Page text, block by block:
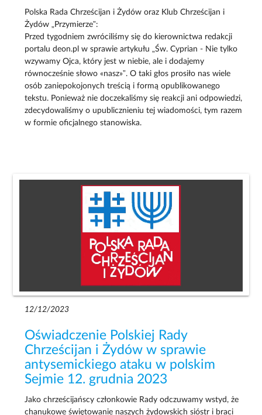
Polska Rada Chrześcijan i Żydów oraz Klub Chrześcijan i
Żydów „Przymierze”:
Przed tygodniem zwróciliśmy się do kierownictwa redakcji
portalu deon.pl w sprawie artykułu „Św. Cyprian - Nie tylko
wzywamy Ojca, który jest w niebie, ale i dodajemy
równocześnie słowo «nasz»”. O taki głos prosiło nas wiele
osób zaniepokojonych treścią i formą opublikowanego
tekstu. Ponieważ nie doczekaliśmy się reakcji ani odpowiedzi,
zdecydowaliśmy o upublicznieniu tej wiadomości, tym razem
w formie oficjalnego stanowiska.
12/12/2023
Oświadczenie Polskiej Rady
Chrześcijan i Żydów w sprawie
antysemickiego ataku w polskim
Sejmie 12. grudnia 2023
Jako chrześcijańscy członkowie Rady odczuwamy wstyd, że
chanukowe świętowanie naszych żydowskich sióstr i braci